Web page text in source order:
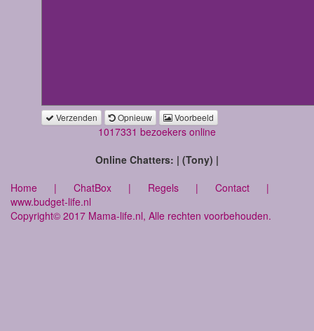
Verzenden Opnieuw Voorbeeld
1017331 bezoekers online
Online Chatters: | (Tony) |
Home | ChatBox | Regels | Contact |
www.budget-life.nl
Copyright© 2017 Mama-life.nl, Alle rechten voorbehouden.